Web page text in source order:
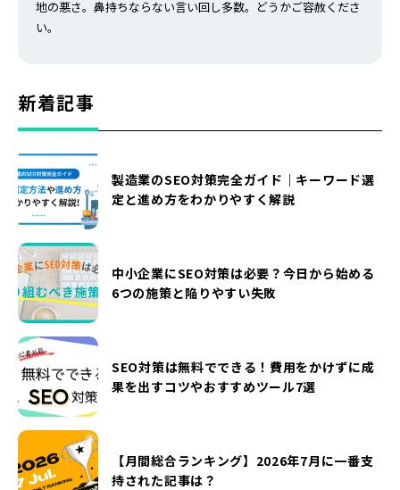
地の悪さ。鼻持ちならない言い回し多数。どうかご容赦くださ
い。
新着記事
製造業のSEO対策完全ガイド｜キーワード選
定と進め方をわかりやすく解説
中小企業にSEO対策は必要？今日から始める
6つの施策と陥りやすい失敗
SEO対策は無料でできる！費用をかけずに成
果を出すコツやおすすめツール7選
【月間総合ランキング】2026年7月に一番支
持された記事は？